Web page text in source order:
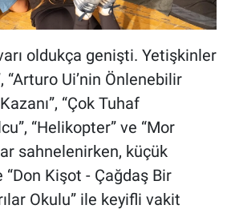
oldukça genişti. Yetişkinler
“Arturo Ui’nin Önlenebilir
Kazanı”, “Çok Tuhaf
“Helikopter” ve “Mor
sahnelenirken, küçük
Kişot - Çağdaş Bir
Okulu” ile keyifli vakit